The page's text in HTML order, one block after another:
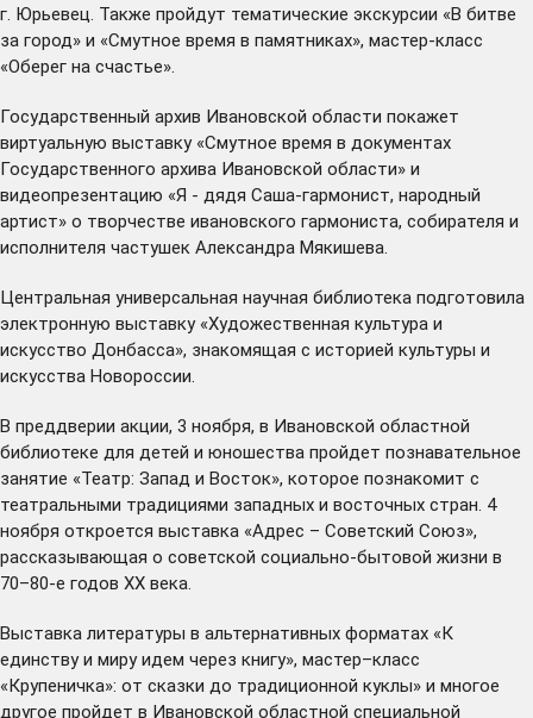
г. Юрьевец. Также пройдут тематические экскурсии «В битве
за город» и «Смутное время в памятниках», мастер-класс
«Оберег на счастье».
Государственный архив Ивановской области покажет
виртуальную выставку «Смутное время в документах
Государственного архива Ивановской области» и
видеопрезентацию «Я - дядя Саша-гармонист, народный
артист» о творчестве ивановского гармониста, собирателя и
исполнителя частушек Александра Мякишева.
Центральная универсальная научная библиотека подготовила
электронную выставку «Художественная культура и
искусство Донбасса», знакомящая с историей культуры и
искусства Новороссии.
В преддверии акции, 3 ноября, в Ивановской областной
библиотеке для детей и юношества пройдет познавательное
занятие «Театр: Запад и Восток», которое познакомит с
театральными традициями западных и восточных стран. 4
ноября откроется выставка «Адрес – Советский Союз»,
рассказывающая о советской социально-бытовой жизни в
70–80-е годов ХХ века.
Выставка литературы в альтернативных форматах «К
единству и миру идем через книгу», мастер–класс
«Крупеничка»: от сказки до традиционной куклы» и многое
другое пройдет в Ивановской областной специальной